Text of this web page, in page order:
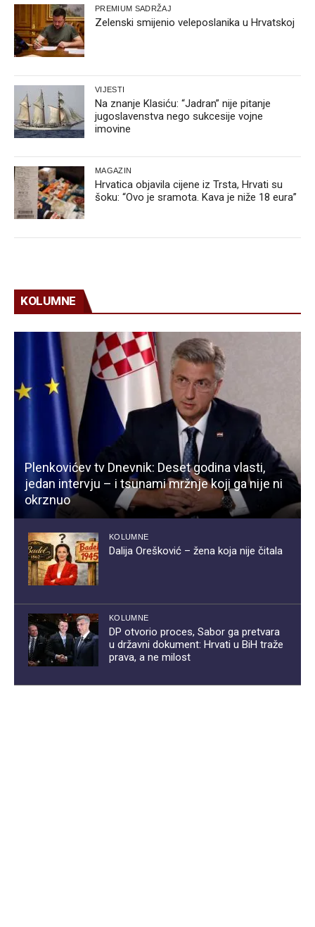
PREMIUM SADRŽAJ
Zelenski smijenio veleposlanika u Hrvatskoj
VIJESTI
Na znanje Klasiću: “Jadran” nije pitanje
jugoslavenstva nego sukcesije vojne
imovine
MAGAZIN
Hrvatica objavila cijene iz Trsta, Hrvati su
šoku: “Ovo je sramota. Kava je niže 18 eura”
KOLUMNE
Plenkovićev tv Dnevnik: Deset godina vlasti,
jedan intervju – i tsunami mržnje koji ga nije ni
okrznuo
KOLUMNE
Dalija Orešković – žena koja nije čitala
KOLUMNE
DP otvorio proces, Sabor ga pretvara
u državni dokument: Hrvati u BiH traže
prava, a ne milost